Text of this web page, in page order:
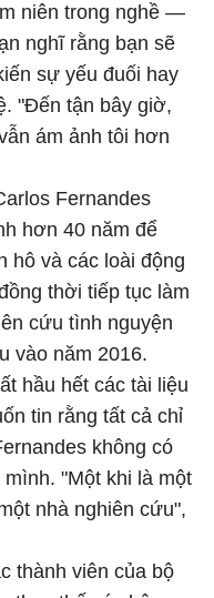
niên trong nghề —
nghĩ rằng bạn sẽ
sự yếu đuối hay
"Đến tận bây giờ,
ám ảnh tôi hơn
Fernandes
hơn 40 năm để
hô và các loài động
thời tiếp tục làm
cứu tình nguyện
vào năm 2016.
hầu hết các tài liệu
tin rằng tất cả chỉ
không có
"Một khi là một
nhà nghiên cứu",
thành viên của bộ